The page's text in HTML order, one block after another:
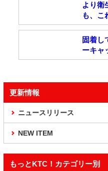
より衛
も、こ
固着し
ーキャ
更新情報
ニュースリリース
NEW ITEM
もっとKTC！カテゴリー別